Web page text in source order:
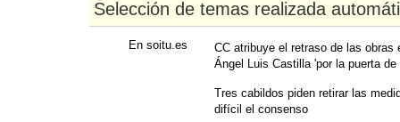
Selección de temas realizada
En soitu.es
CC atribuye el retraso de las
Ángel Luis Castilla 'por la puerta de
Tres cabildos piden retirar las
difícil el consenso